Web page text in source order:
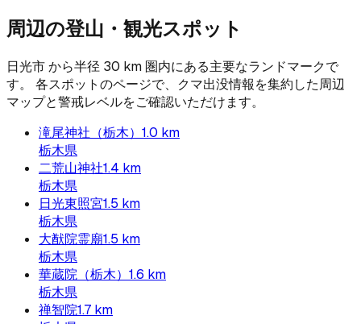
周辺の登山・観光スポット
日光市から半径 30 km 圏内にある主要なランドマークで
す。 各スポットのページで、クマ出没情報を集約した周辺
マップと警戒レベルをご確認いただけます。
滝尾神社（栃木） 1.0 km
栃木県
二荒山神社1.4 km
栃木県
日光東照宮1.5 km
栃木県
大猷院霊廟1.5 km
栃木県
華蔵院（栃木） 1.6 km
栃木県
禅智院1.7 km